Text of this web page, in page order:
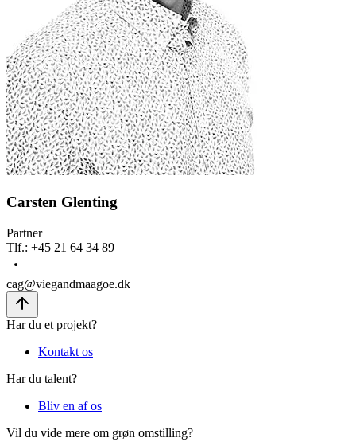
Carsten Glenting
Partner
Tlf.: +45 21 64 34 89
cag@viegandmaagoe.dk
Har du et projekt?
Kontakt os
Har du talent?
Bliv en af os
Vil du vide mere om grøn omstilling?